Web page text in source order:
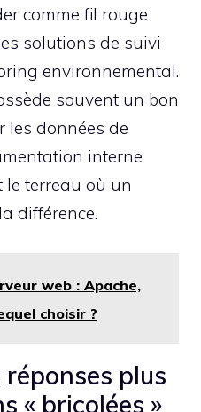
comme fil rouge
solutions de suivi
environnemental.
souvent un bon
les données de
interne
le terreau où un
différence.
web : Apache,
choisir ?
plus
« bricolées »